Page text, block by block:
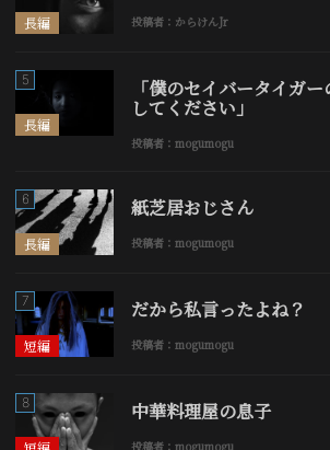
長編 投稿者：からけんJr
長編
5 「僕のセイバータイガ
してください」
投稿者：mogumogu
長編
6 紙芝居おじさん
投稿者：mogumogu
短編
7 だから私言ったよね？
投稿者：mogumogu
8 中華料理屋の息子
投稿者：mogumogu